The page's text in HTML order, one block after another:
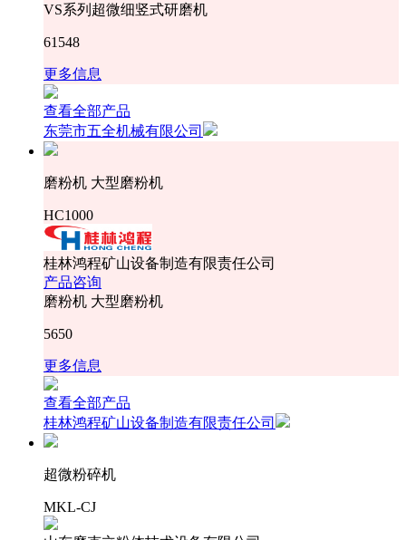
VS系列超微细竖式研磨机
61548
更多信息
查看全部产品
东莞市五全机械有限公司
磨粉机 大型磨粉机
HC1000
桂林鸿程矿山设备制造有限责任公司
产品咨询
磨粉机 大型磨粉机
5650
更多信息
查看全部产品
桂林鸿程矿山设备制造有限责任公司
超微粉碎机
MKL-CJ